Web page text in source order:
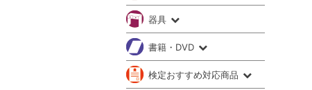
器具
書籍・DVD
検定おすすめ対応商品